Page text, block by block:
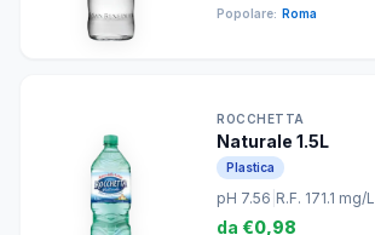
Popolare: Roma
ROCCHETTA
Naturale 1.5L
Plastica
pH 7.56 R.F. 171.1 mg/L
da €0,98